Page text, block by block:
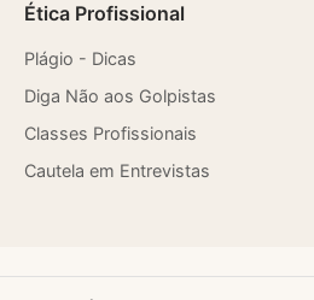
Ética Profissional
Plágio - Dicas
Diga Não aos Golpistas
Classes Profissionais
Cautela em Entrevistas